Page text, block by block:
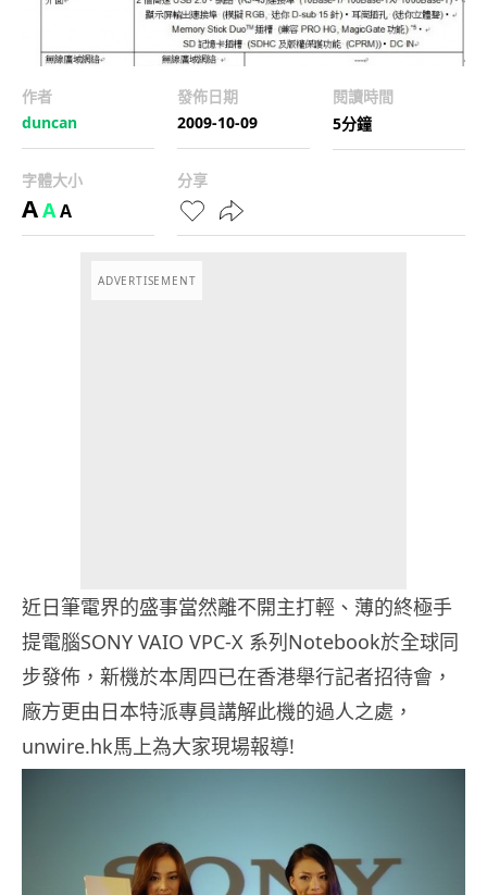
作者
duncan
發佈日期
2009-10-09
閱讀時間
5分鐘
字體大小
AAA
分享
ADVERTISEMENT
近日筆電界的盛事當然離不開主打輕、薄的終極手
提電腦SONY VAIO VPC-X 系列Notebook於全球同
步發佈，新機於本周四已在香港舉行記者招待會，
廠方更由日本特派專員講解此機的過人之處，
unwire.hk馬上為大家現場報導!